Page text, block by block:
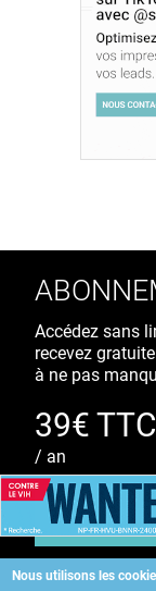
Nous utilisons les
Accédez sans
recevez
à ne pas
39€ TTC
/ an
S'ABONNER